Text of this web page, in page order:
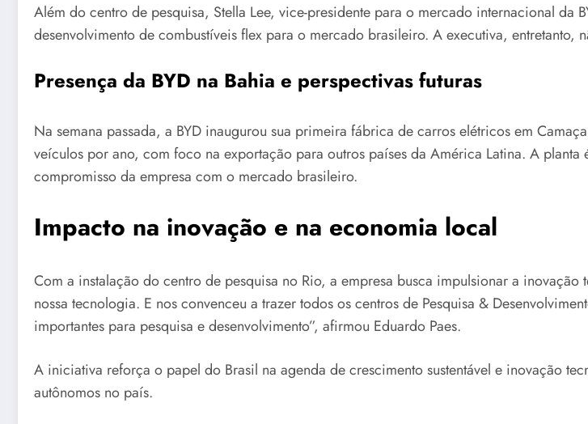
Além do centro de pesquisa, Stella Lee, vice-presidente para o mercado internacional da
desenvolvimento de combustíveis flex para o mercado brasileiro. A executiva,
Presença da BYD na Bahia e perspectivas futuras
Na semana passada, a BYD inaugurou sua primeira fábrica de carros elétricos em
veículos por ano, com foco na exportação para outros países da América Latina. A
compromisso da empresa com o mercado brasileiro.
Impacto na inovação e na economia local
Com a instalação do centro de pesquisa no Rio, a empresa busca impulsionar a
nossa tecnologia. E nos convenceu a trazer todos os centros de Pesquisa &
importantes para pesquisa e desenvolvimento”, afirmou Eduardo Paes.
A iniciativa reforça o papel do Brasil na agenda de crescimento sustentável e inovação
autônomos no país.